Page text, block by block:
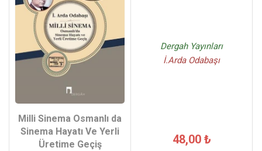
Milli Sinema Osmanlı da
Sinema Hayatı Ve Yerli
Üretime Geçiş
Dergah Yayınları
İ.Arda Odabaşı
48,00 ₺